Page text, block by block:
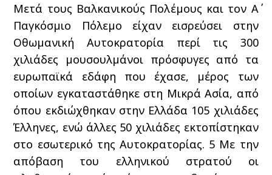
Μετά τους Βαλκανικούς Πολέμους και τον Α΄
Παγκόσμιο Πόλεμο είχαν εισρεύσει στην
Οθωμανική Αυτοκρατορία περί τις 300
χιλιάδες μουσουλμάνοι πρόσφυγες από τα
ευρωπαϊκά εδάφη που έχασε, μέρος των
οποίων εγκαταστάθηκε στη Μικρά Ασία, από
όπου εκδιώχθηκαν στην Ελλάδα 105 χιλιάδες
Έλληνες, ενώ άλλες 50 χιλιάδες εκτοπίστηκαν
στο εσωτερικό της Αυτοκρατορίας. 5 Με την
απόβαση του ελληνικού στρατού οι